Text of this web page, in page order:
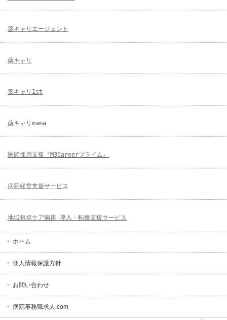
薬キャリエージェント
薬キャリ
薬キャリ1st
薬キャリmama
医師採用支援『M3Careerプライム』
病院経営支援サービス
地域包括ケア病床 導入・転換支援サービス
ホーム
個人情報保護方針
お問い合わせ
病院事務職求人.com